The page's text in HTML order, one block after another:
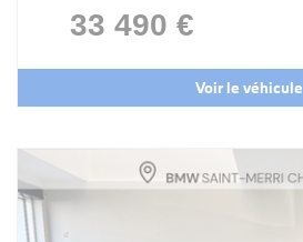
33 490 €
Voir le véhicule